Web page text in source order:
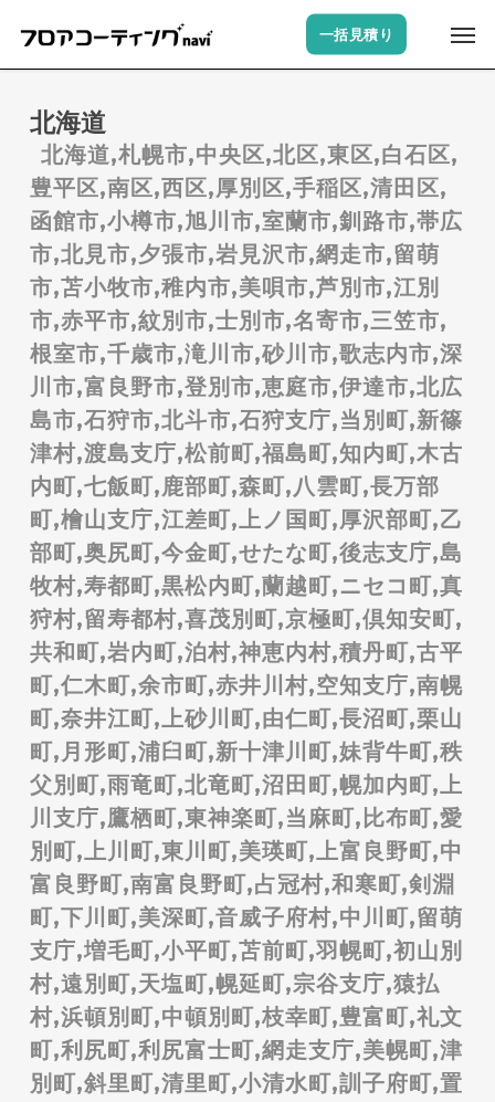
main
一括見積り
北海道
北海道,札幌市,中央区,北区,東区,白石区,
豊平区,南区,西区,厚別区,手稲区,清田区,
函館市,小樽市,旭川市,室蘭市,釧路市,帯広
市,北見市,夕張市,岩見沢市,網走市,留萌
市,苫小牧市,稚内市,美唄市,芦別市,江別
市,赤平市,紋別市,士別市,名寄市,三笠市,
根室市,千歳市,滝川市,砂川市,歌志内市,深
川市,富良野市,登別市,恵庭市,伊達市,北広
島市,石狩市,北斗市,石狩支庁,当別町,新篠
津村,渡島支庁,松前町,福島町,知内町,木古
内町,七飯町,鹿部町,森町,八雲町,長万部
町,檜山支庁,江差町,上ノ国町,厚沢部町,乙
部町,奥尻町,今金町,せたな町,後志支庁,島
牧村,寿都町,黒松内町,蘭越町,ニセコ町,真
狩村,留寿都村,喜茂別町,京極町,倶知安町,
共和町,岩内町,泊村,神恵内村,積丹町,古平
町,仁木町,余市町,赤井川村,空知支庁,南幌
町,奈井江町,上砂川町,由仁町,長沼町,栗山
町,月形町,浦臼町,新十津川町,妹背牛町,秩
父別町,雨竜町,北竜町,沼田町,幌加内町,上
川支庁,鷹栖町,東神楽町,当麻町,比布町,愛
別町,上川町,東川町,美瑛町,上富良野町,中
富良野町,南富良野町,占冠村,和寒町,剣淵
町,下川町,美深町,音威子府村,中川町,留萌
支庁,増毛町,小平町,苫前町,羽幌町,初山別
村,遠別町,天塩町,幌延町,宗谷支庁,猿払
村,浜頓別町,中頓別町,枝幸町,豊富町,礼文
町,利尻町,利尻富士町,網走支庁,美幌町,津
別町,斜里町,清里町,小清水町,訓子府町,置